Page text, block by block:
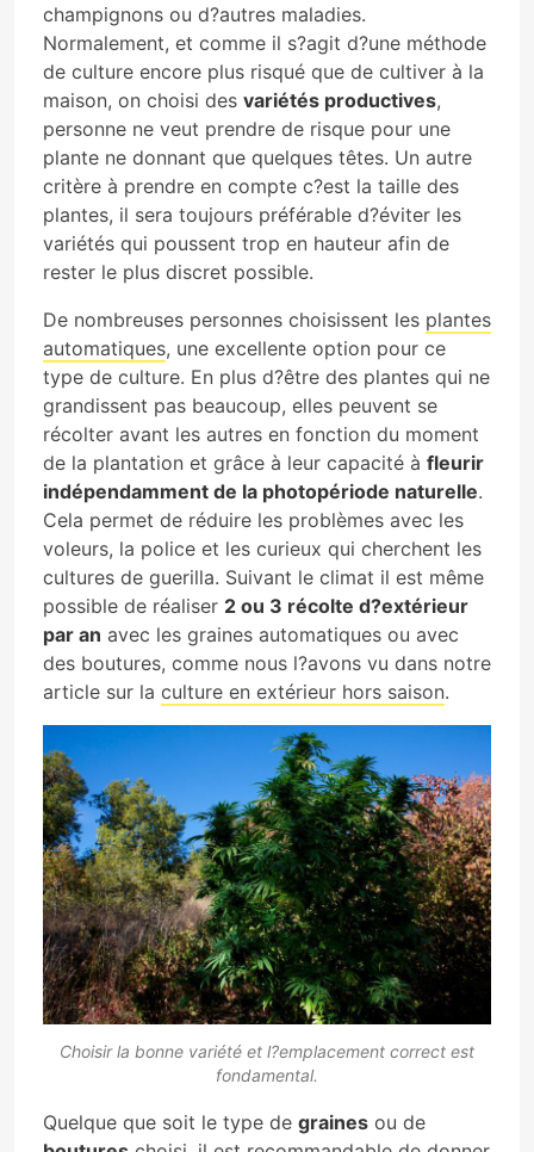
champignons ou d?autres maladies.
Normalement, et comme il s?agit d?une méthode
de culture encore plus risqué que de cultiver à la
maison, on choisi des variétés productives,
personne ne veut prendre de risque pour une
plante ne donnant que quelques têtes. Un autre
critère à prendre en compte c?est la taille des
plantes, il sera toujours préférable d?éviter les
variétés qui poussent trop en hauteur afin de
rester le plus discret possible.
De nombreuses personnes choisissent les plantes
automatiques, une excellente option pour ce
type de culture. En plus d?être des plantes qui ne
grandissent pas beaucoup, elles peuvent se
récolter avant les autres en fonction du moment
de la plantation et grâce à leur capacité à fleurir
indépendamment de la photopériode naturelle.
Cela permet de réduire les problèmes avec les
voleurs, la police et les curieux qui cherchent les
cultures de guerilla. Suivant le climat il est même
possible de réaliser 2 ou 3 récolte d?extérieur
par an avec les graines automatiques ou avec
des boutures, comme nous l?avons vu dans notre
article sur la culture en extérieur hors saison.
Choisir la bonne variété et l?emplacement correct est
fondamental.
Quelque que soit le type de graines ou de